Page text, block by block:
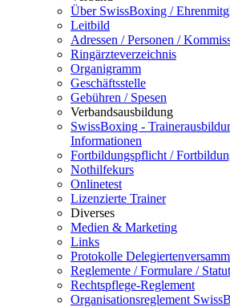
Über SwissBoxing /
Leitbild
Adressen / Personen /
Ringärzteverzeichnis
Organigramm
Geschäftsstelle
Gebühren / Spesen
Verbandsausbildung
SwissBoxing -
Informationen
Fortbildungspflicht /
Nothilfekurs
Onlinetest
Lizenzierte Trainer
Diverses
Medien & Marketing
Links
Protokolle
Reglemente / Formulare /
Rechtspflege-Reglement
Organisationsreglement